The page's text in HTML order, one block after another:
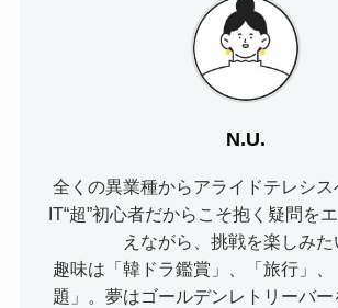
N.U.
全くの異業種からアライドテレシス
IT“超”初心者だからこそ抱く疑問を
えながら、挑戦を楽しみた
趣味は「韓ドラ鑑賞」、「旅行」
題」。夢はゴールデンレトリーバー